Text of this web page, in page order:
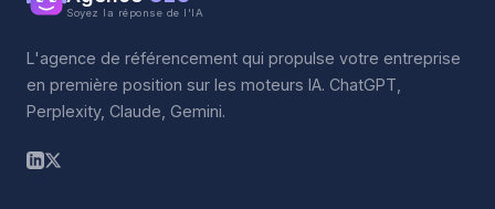
Soyez la réponse de l'IA
L'agence de référencement qui propulse votre entreprise
en première position sur les moteurs IA. ChatGPT,
Perplexity, Claude, Gemini.